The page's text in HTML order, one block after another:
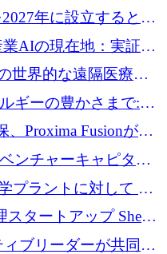
テクノロジー資金調
年に設立すると米
業AIの現在地：実証と
世界的な遠隔医療プ
るために 100 万ユー
ギーの豊かさまで:
ロッパの AI の未来
、Proxima Fusionが4
Invest EuropeはVCの
ンチャーキャピタル
に到達
プラントに対して EU
の支援を獲得
タートアップ Sherpa
ルを調達
ブリーダーが共同設